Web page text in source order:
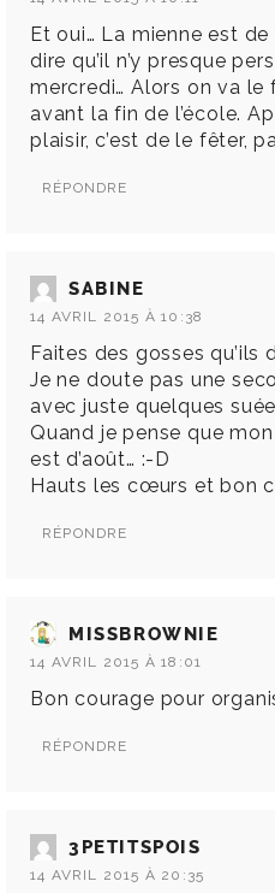
Et oui… La mienne est
dire qu’il n’y presque
mercredi… Alors on va le
avant la fin de l’école.
plaisir, c’est de le fêter,
RÉPONDRE
SABINE
14 AVRIL 2015 À 10:38
Faites des gosses qu’ils
Je ne doute pas une
avec juste quelques
Quand je pense que
est d’août… :-D
Hauts les cœurs et bon
RÉPONDRE
MISSBROWNIE
14 AVRIL 2015 À 18:01
Bon courage pour
RÉPONDRE
3PETITSPOIS
14 AVRIL 2015 À 20:35